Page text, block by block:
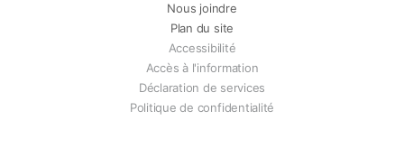
Nous joindre
Plan du site
Accessibilité
Accès à l'information
Déclaration de services
Politique de confidentialité